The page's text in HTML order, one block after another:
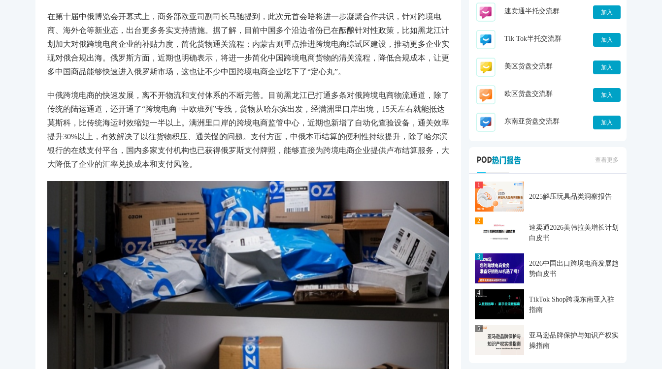
在第十届中俄博览会开幕式上，商务部欧亚司副司长马驰提到，此次元首会晤将进一步凝聚合作共识，针对跨境电
商、海外仓等新业态，出台更多务实支持措施。据了解，目前中国多个沿边省份已在酝酿针对性政策，比如黑龙江计
划加大对俄跨境电商企业的补贴力度，简化货物通关流程；内蒙古则重点推进跨境电商综试区建设，推动更多企业实
现对俄合规出海。俄罗斯方面，近期也明确表示，将进一步简化中国跨境电商货物的清关流程，降低合规成本，让更
多中国商品能够快速进入俄罗斯市场，这也让不少中国跨境电商企业吃下了“定心丸”。
中俄跨境电商的快速发展，离不开物流和支付体系的不断完善。目前黑龙江已打通多条对俄跨境电商物流通道，除了
传统的陆运通道，还开通了“跨境电商+中欧班列”专线，货物从哈尔滨出发，经满洲里口岸出境，15天左右就能抵达
莫斯科，比传统海运时效缩短一半以上。满洲里口岸的跨境电商监管中心，近期也新增了自动化查验设备，通关效率
提升30%以上，有效解决了以往货物积压、通关慢的问题。支付方面，中俄本币结算的便利性持续提升，除了哈尔滨
银行的在线支付平台，国内多家支付机构也已获得俄罗斯支付牌照，能够直接为跨境电商企业提供卢布结算服务，大
大降低了企业的汇率兑换成本和支付风险。
速卖通半托交流群 加入
Tik Tok半托交流群 加入
美区货盘交流群 加入
欧区货盘交流群 加入
东南亚货盘交流群 加入
查看更多
1
2025解压玩具品类洞察报告
2
速卖通2026美韩拉美增长计划
白皮书
3
2026中国出口跨境电商发展趋
势白皮书
4
TikTok Shop跨境东南亚入驻
指南
5
亚马逊品牌保护与知识产权实
操指南